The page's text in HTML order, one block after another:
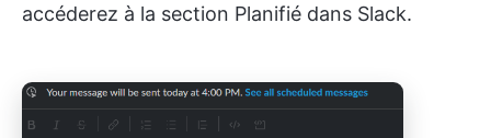
accéderez à la section Planifié dans Slack.